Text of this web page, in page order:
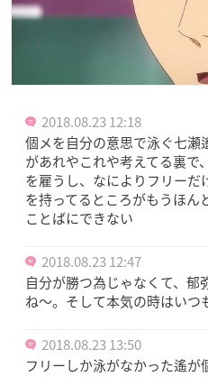
2018.08.23 12:18
個メを自分の意思で泳ぐ七
があれやこれや考えてる裏で
を雇うし、なによりフリー
を持ってるところがもうほ
ことばにできない
2018.08.23 12:47
自分が勝つ為じゃなくて、郁
ね〜。そして本気の時はいつ
2018.08.23 13:50
フリーしか泳がなかった遙が